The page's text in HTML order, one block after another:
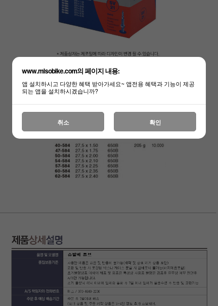
하세요!
www.misobike.com의 페이지 내용:
앱 설치하시고 다양한 혜택 받아가세요~ 앱전용 혜택과 기능이 제공
되는 앱을 설치하시겠습니까?
취소 확인